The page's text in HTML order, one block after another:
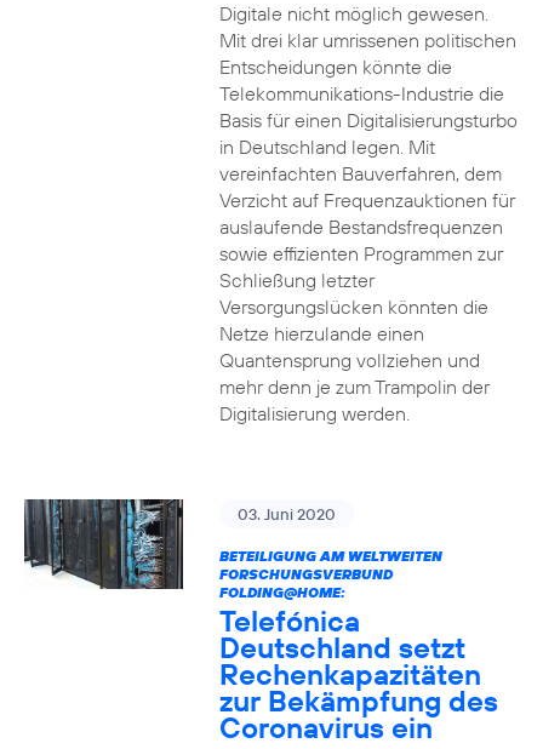
Digitale nicht möglich gewesen.
Mit drei klar umrissenen politischen
Entscheidungen könnte die
Telekommunikations-Industrie die
Basis für einen Digitalisierungsturbo
in Deutschland legen. Mit
vereinfachten Bauverfahren, dem
Verzicht auf Frequenzauktionen für
auslaufende Bestandsfrequenzen
sowie effizienten Programmen zur
Schließung letzter
Versorgungslücken könnten die
Netze hierzulande einen
Quantensprung vollziehen und
mehr denn je zum Trampolin der
Digitalisierung werden.
03. Juni 2020
BETEILIGUNG AM WELTWEITEN
FORSCHUNGSVERBUND
FOLDING@HOME:
Telefónica
Deutschland setzt
Rechenkapazitäten
zur Bekämpfung des
Coronavirus ein